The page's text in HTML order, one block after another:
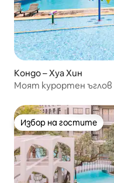
Кондо – Хуа Хин
Моят курортен
Избор на гостите
Избор на гостите